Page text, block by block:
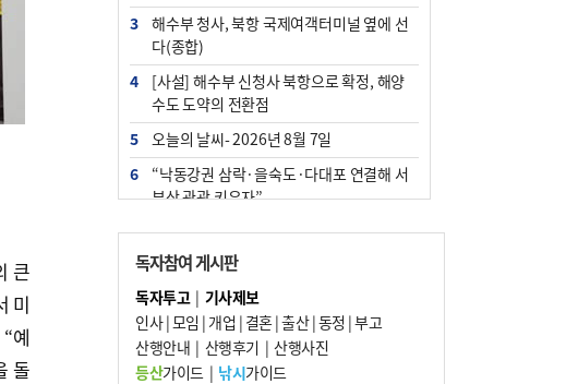
큰
미
예
돌
3
해수부 청사, 북항 국제여객터미널 옆에 선
다(종합)
4
[사설] 해수부 신청사 북항으로 확정, 해양
수도 도약의 전환점
5
오늘의 날씨- 2026년 8월 7일
6
“낙동강권 삼락·을숙도·다대포 연결해 서
부산 관광 키우자”
7
부울경 주말부터 비소식…‘극한 폭염’ 한풀
꺾일 듯
8
피란마을 67년 역사인데…전교생 24명 아
미초 통폐합 기로
9
외국인 선원 ‘인신매매 경유지’ 된 부산…
우려가 현실로
독자참여 게시판
독자투고| 기사제보
인사|모임 | 개업 | 결혼|출산|동정 |부고
산행안내 | 산행후기 | 산행사진
등산가이드| 낚시가이드